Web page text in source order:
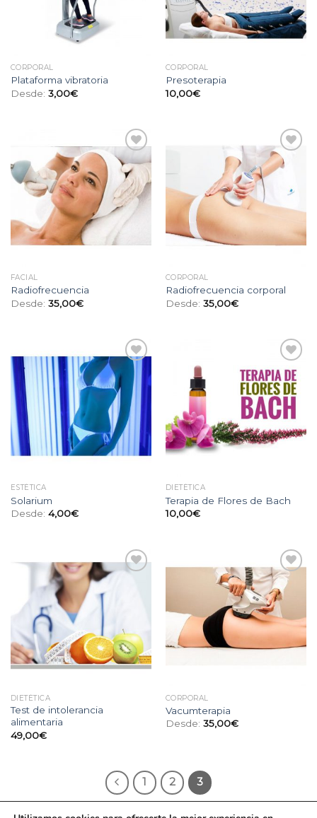
CORPORAL
Plataforma vibratoria
Desde: 3,00€
CORPORAL
Presoterapia
10,00€
Añadir
a la
lista
de
deseos
FACIAL
Radiofrecuencia
Desde: 35,00€
Añadir
a la
de
CORPORAL
Radiofrecuencia corporal
Desde: 35,00€
Añadir
a la
lista
de
deseos
ESTÉTICA
Solarium
Desde: 4,00€
Añadir
a la
lista
de
deseos
DIETÉTICA
Terapia de Flores de Bach
10,00€
DIETÉTICA
Test de intolerancia
alimentaria
49,00€
Añadir
a la
lista
deseos
CORPORAL
Vacumterapia
Desde: 35,00€
1 2 3